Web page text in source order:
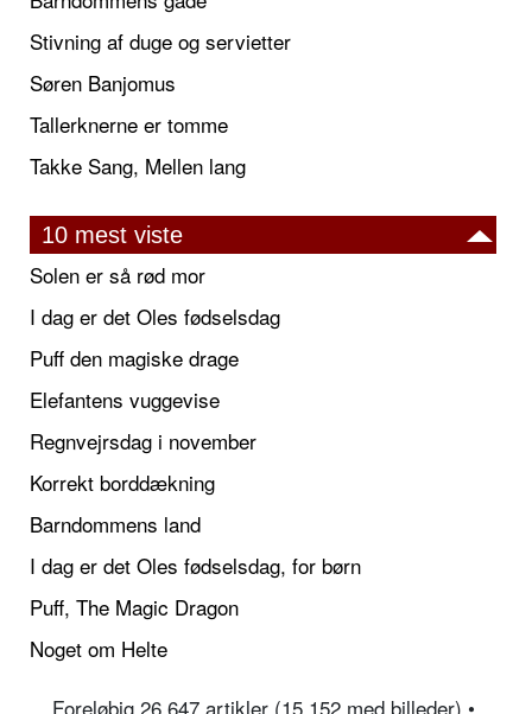
Stivning af duge og servietter
Søren Banjomus
Tallerknerne er tomme
Takke Sang, Mellen lang
10 mest viste
Solen er så rød mor
I dag er det Oles fødselsdag
Puff den magiske drage
Elefantens vuggevise
Regnvejrsdag i november
Korrekt borddækning
Barndommens land
I dag er det Oles fødselsdag, for børn
Puff, The Magic Dragon
Noget om Helte
Foreløbig 26.647 artikler (15.152 med billeder) •